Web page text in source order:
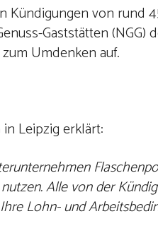
Kündigungen von rund
Gaststätten
Umdenken auf.
Leipzig erklärt:
Alle von der
Lohn- und